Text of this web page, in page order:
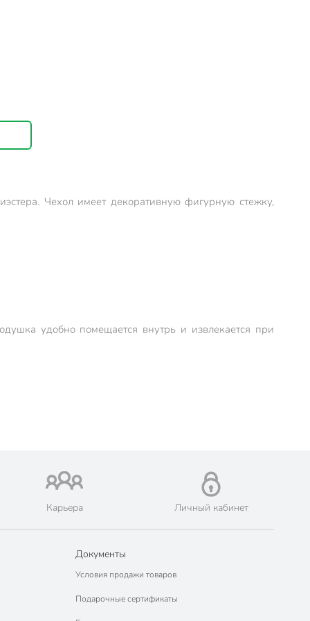
Чехол имеет декоративную фигурную стежку,
удобно помещается внутрь и извлекается при
Карьера Личный кабинет
Документы
Условия продажи товаров
Подарочные сертификаты